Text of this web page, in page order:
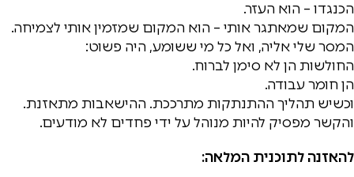
הכנגדו – הוא העזר.
המקום שמאתגר אותי – הוא המקום שמזמין אותי לצמיחה.
המסר שלי אליה, ואל כל מי ששומע, היה פשוט:
החולשות הן לא סימן לברוח.
הן חומר עבודה.
וכשיש תהליך ההתנתקות מתרככת. ההישאבות מתאזנת.
והקשר מפסיק להיות מנוהל על ידי פחדים לא מודעים.
להאזנה לתוכנית המלאה: